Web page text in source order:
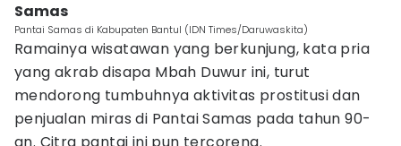
Samas
Pantai Samas di Kabupaten Bantul (IDN Times/Daruwaskita)
Ramainya wisatawan yang berkunjung, kata pria
yang akrab disapa Mbah Duwur ini, turut
mendorong tumbuhnya aktivitas prostitusi dan
penjualan miras di Pantai Samas pada tahun 90-